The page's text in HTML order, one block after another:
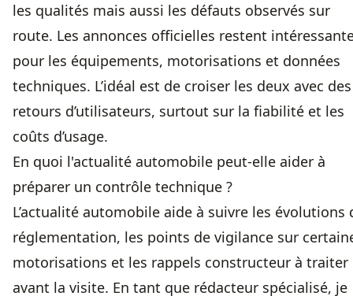
les qualités mais aussi les défauts observés sur
route. Les annonces officielles restent
pour les équipements, motorisations et données
techniques. L’idéal est de croiser les deux avec des
retours d’utilisateurs, surtout sur la fiabilité et les
coûts d’usage.
En quoi l'actualité automobile peut-elle aider à
préparer un contrôle technique ?
L’actualité automobile aide à suivre les évolutions
réglementation, les points de vigilance sur
motorisations et les rappels constructeur à traiter
avant la visite. En tant que rédacteur spécialisé, je